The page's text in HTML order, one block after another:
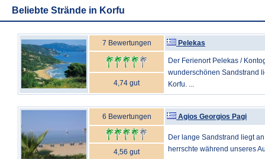
Beliebte Strände in Korfu
7 Bewertungen Pelekas
Der Ferienort Pelekas /
wunderschönen Sandstrand
Korfu. ...
4,74 gut
6 Bewertungen Agios Georgios Pagi
Der lange Sandstrand liegt
herrschte während unseres
4,56 gut